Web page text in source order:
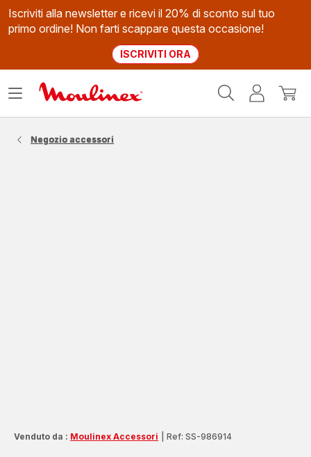
Iscriviti alla newsletter e ricevi il 20% di sconto sul tuo
primo ordine! Non farti scappare questa occasione!
ISCRIVITI ORA
Il
Apri
Negozio accessori
Venduto da : Moulinex Accessori Ref: SS-986914